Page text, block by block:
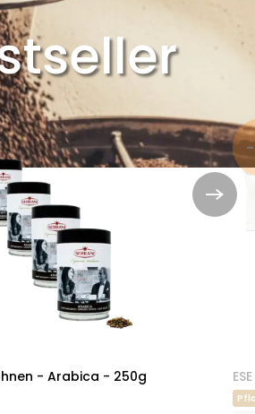
- Arabica - 250g
-